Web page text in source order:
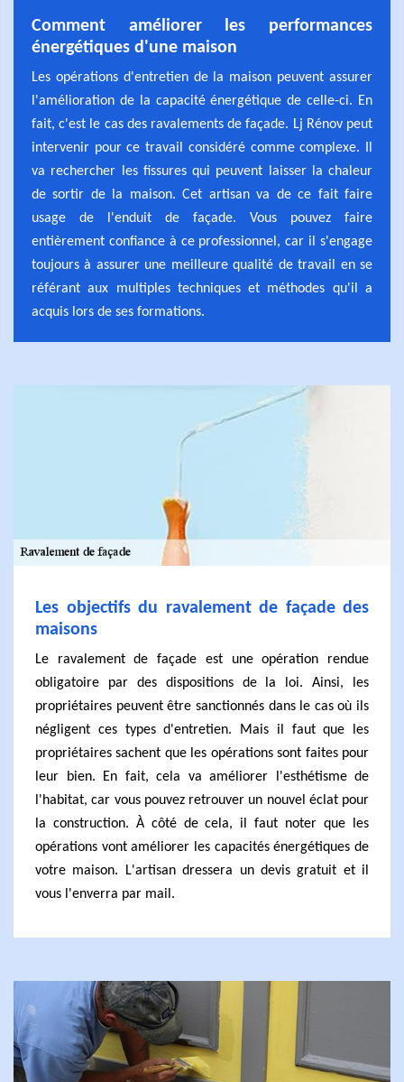
Comment améliorer les performances
énergétiques d'une maison
Les opérations d'entretien de la maison peuvent assurer
l'amélioration de la capacité énergétique de celle-ci. En
fait, c'est le cas des ravalements de façade. Lj Rénov peut
intervenir pour ce travail considéré comme complexe. Il
va rechercher les fissures qui peuvent laisser la chaleur
de sortir de la maison. Cet artisan va de ce fait faire
usage de l'enduit de façade. Vous pouvez faire
entièrement confiance à ce professionnel, car il s'engage
toujours à assurer une meilleure qualité de travail en se
référant aux multiples techniques et méthodes qu'il a
acquis lors de ses formations.
Les objectifs du ravalement de façade des
maisons
Le ravalement de façade est une opération rendue
obligatoire par des dispositions de la loi. Ainsi, les
propriétaires peuvent être sanctionnés dans le cas où ils
négligent ces types d'entretien. Mais il faut que les
propriétaires sachent que les opérations sont faites pour
leur bien. En fait, cela va améliorer l'esthétisme de
l'habitat, car vous pouvez retrouver un nouvel éclat pour
la construction. À côté de cela, il faut noter que les
opérations vont améliorer les capacités énergétiques de
votre maison. L'artisan dressera un devis gratuit et il
vous l'enverra par mail.